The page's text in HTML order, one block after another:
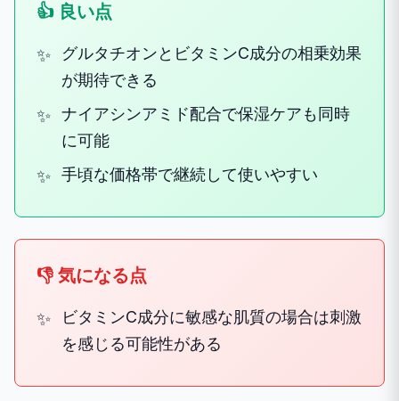
👍 良い点
グルタチオンとビタミンC成分の相乗効果
が期待できる
ナイアシンアミド配合で保湿ケアも同時
に可能
手頃な価格帯で継続して使いやすい
👎 気になる点
ビタミンC成分に敏感な肌質の場合は刺激
を感じる可能性がある